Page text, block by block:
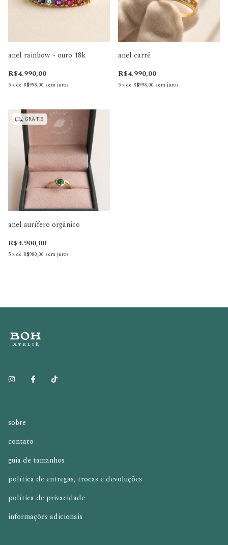
anel rainbow - ouro 18k
R$4.990,00
5xde R$998,00 sem juros
anel carrê
R$4.990,00
5xde R$998,00 sem juros
GRÁTIS
anel aurífero orgânico
R$4.900,00
5xde R$980,00 sem juros
sobre
contato
guia de tamanhos
política de entregas, trocas e devoluções
política de privacidade
informações adicionais